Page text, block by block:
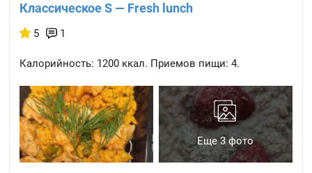
Классическое S — Fresh lunch
5 1
Калорийность: 1200 ккал. Приемов пищи: 4.
Еще 3 фото